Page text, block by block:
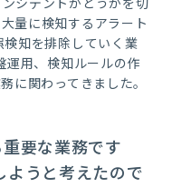
大量に検知するアラート
知を排除していく業
運用、検知ルールの作
に関わってきました。
要な業務です
ようと考えたので